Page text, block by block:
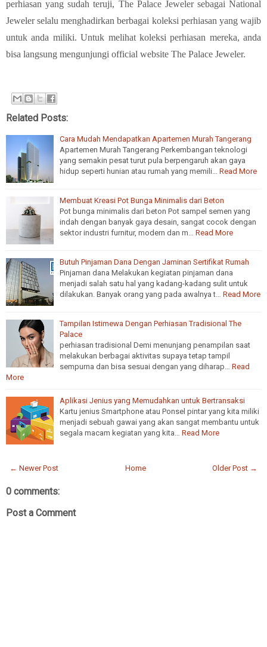
perhiasan yang sudah teruji, The Palace Jeweler sebagai National
Jeweler selalu menghadirkan berbagai koleksi perhiasan yang wajib
untuk anda miliki. Untuk melihat koleksi perhiasan mereka, anda
bisa langsung mengunjungi official website The Palace Jeweler.
Related Posts:
Cara Mudah Mendapatkan Apartemen Murah Tangerang
Apartemen Murah Tangerang Perkembangan teknologi
yang semakin pesat turut pula berpengaruh akan gaya
hidup seperti hunian atau rumah yang memili… Read More
Membuat Kreasi Pot Bunga Minimalis dari Beton
Pot bunga minimalis dari beton Pot sampel semen yang
indah dengan banyak gaya desain, sangat cocok dengan
sektor industri furnitur, modern dan m… Read More
Butuh Pinjaman Dana Dengan Jaminan Sertifikat Rumah
Pinjaman dana Melakukan kegiatan pinjaman dana
menjadi salah satu hal yang kadang-kadang sulit untuk
dilakukan. Banyak orang yang pada awalnya t… Read More
Tampilan Istimewa Dengan Perhiasan Tradisional The
Palace
perhiasan tradisional Demi menunjang penampilan saat
melakukan berbagai aktivitas supaya tetap tampil
sempurna dan bisa sesuai dengan yang diharap… Read
More
Aplikasi Jenius yang Memudahkan untuk Bertransaksi
Kartu jenius Smartphone atau Ponsel pintar yang kita miliki
menjadi sebuah gawai yang akan sangat membantu untuk
segala macam kegiatan yang kita… Read More
← Newer Post Older Post →
Home
0 comments:
Post a Comment